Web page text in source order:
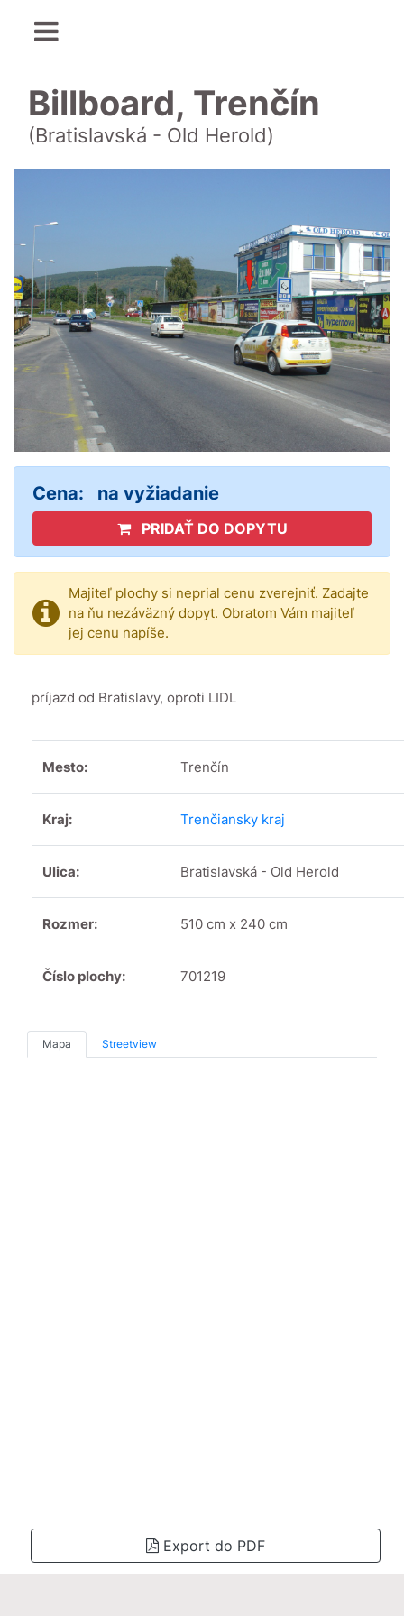
Billboard, Trenčín
(Bratislavská - Old Herold)
Cena: na vyžiadanie
PRIDAŤ DO DOPYTU
Majiteľ plochy si neprial cenu zverejniť. Zadajte
na ňu nezáväzný dopyt. Obratom Vám majiteľ
jej cenu napíše.
príjazd od Bratislavy, oproti LIDL
Mesto: Trenčín
Kraj: Trenčiansky kraj
Ulica: Bratislavská - Old Herold
Rozmer: 510 cm x 240 cm
Číslo plochy: 701219
Mapa Streetview
Export do PDF